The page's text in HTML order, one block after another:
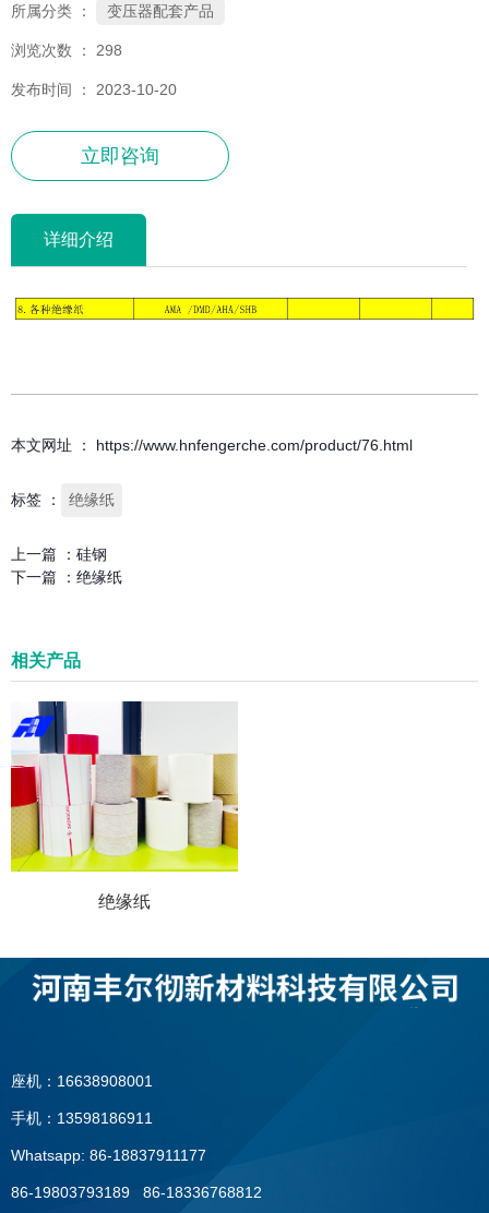
所属分类 ： 变压器配套产品
浏览次数 ： 298
发布时间 ： 2023-10-20
立即咨询
详细介绍
本文网址 ： https://www.hnfengerche.com/product/76.html
标签 ： 绝缘纸
上一篇 ： 硅钢
下一篇 ： 绝缘纸
相关产品
绝缘纸
座机：16638908001
手机：13598186911
Whatsapp: 86-18837911177
86-19803793189 86-18336768812